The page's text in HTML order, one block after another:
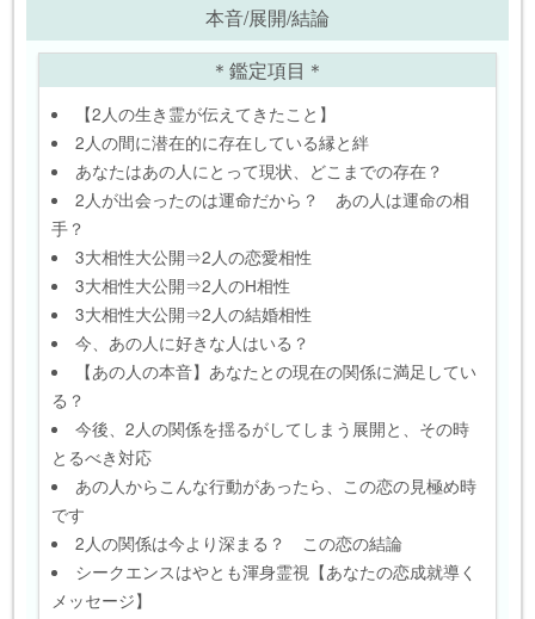
本音/展開/結論
＊鑑定項目＊
【2人の生き霊が伝えてきたこと】
2人の間に潜在的に存在している縁と絆
あなたはあの人にとって現状、どこまでの存在？
2人が出会ったのは運命だから？ あの人は運命の相
手？
3大相性大公開⇒2人の恋愛相性
3大相性大公開⇒2人のH相性
3大相性大公開⇒2人の結婚相性
今、あの人に好きな人はいる？
【あの人の本音】あなたとの現在の関係に満足してい
る？
今後、2人の関係を揺るがしてしまう展開と、その時
とるべき対応
あの人からこんな行動があったら、この恋の見極め時
です
2人の関係は今より深まる？ この恋の結論
シークエンスはやとも渾身霊視【あなたの恋成就導く
メッセージ】